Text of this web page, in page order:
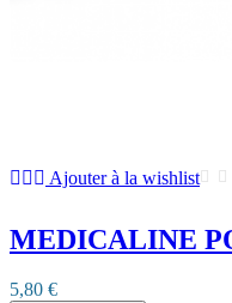
Ajouter à la wishlist
MEDICALINE
5,80 €